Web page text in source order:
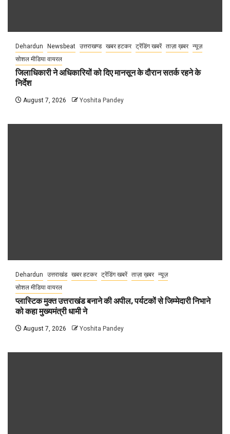
Dehardun Newsbeat उत्तराखण्ड खबर हटकर ट्रेंडिंग खबरें ताज़ा ख़बर न्यूज़
सोशल मीडिया वायरल
जिलाधिकारी ने अधिकारियों को दिए मानसून के दौरान सतर्क रहने के
निर्देश
August 7, 2026 Yoshita Pandey
Dehardun उत्तराखंड खबर हटकर ट्रेंडिंग खबरें ताज़ा ख़बर न्यूज़
सोशल मीडिया वायरल
प्लास्टिक मुक्त उत्तराखंड बनाने की अपील, पर्यटकों से जिम्मेदारी निभाने
को कहा मुख्यमंत्री धामी ने
August 7, 2026 Yoshita Pandey